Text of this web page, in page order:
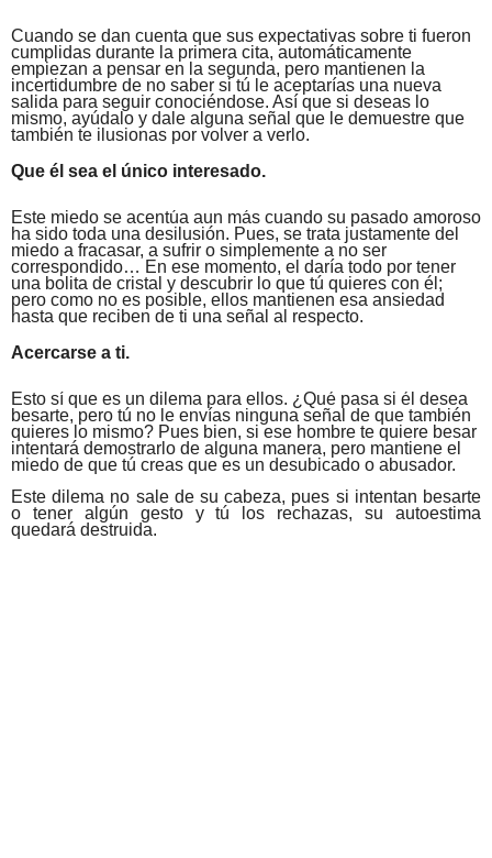
Cuando se dan cuenta que sus expectativas sobre ti fueron
cumplidas durante la primera cita, automáticamente
empiezan a pensar en la segunda, pero mantienen la
incertidumbre de no saber si tú le aceptarías una nueva
salida para seguir conociéndose. Así que si deseas lo
mismo, ayúdalo y dale alguna señal que le demuestre que
también te ilusionas por volver a verlo.
Que él sea el único interesado.
Este miedo se acentúa aun más cuando su pasado amoroso
ha sido toda una desilusión. Pues, se trata justamente del
miedo a fracasar, a sufrir o simplemente a no ser
correspondido… En ese momento, el daría todo por tener
una bolita de cristal y descubrir lo que tú quieres con él;
pero como no es posible, ellos mantienen esa ansiedad
hasta que reciben de ti una señal al respecto.
Acercarse a ti.
Esto sí que es un dilema para ellos. ¿Qué pasa si él desea
besarte, pero tú no le envías ninguna señal de que también
quieres lo mismo? Pues bien, si ese hombre te quiere besar
intentará demostrarlo de alguna manera, pero mantiene el
miedo de que tú creas que es un desubicado o abusador.
Este dilema no sale de su cabeza, pues si intentan besarte
o tener algún gesto y tú los rechazas, su autoestima
quedará destruida.